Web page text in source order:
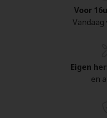
Voor
Vandaag
Eigen
en